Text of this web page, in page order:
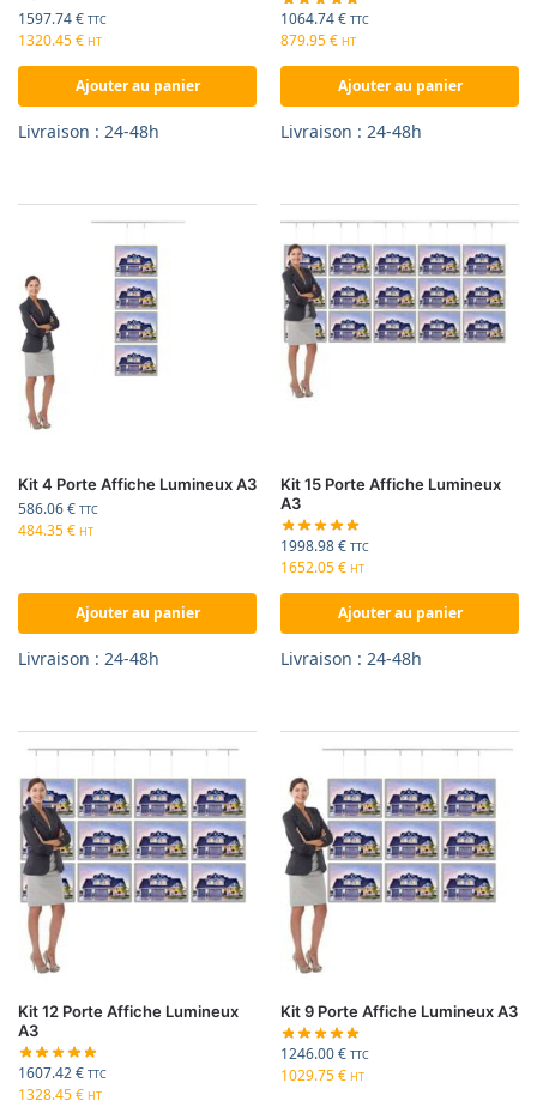
1597.74€ TTC
1320.45€ HT
Ajouter au panier
Livraison : 24-48h
1064.74€ TTC
879.95€ HT
Ajouter au panier
Livraison : 24-48h
Kit 4 Porte Affiche Lumineux A3
586.06€ TTC
484.35€ HT
Ajouter au panier
Livraison : 24-48h
Kit 15 Porte Affiche Lumineux
A3
1998.98€ TTC
1652.05€ HT
Ajouter au panier
Livraison : 24-48h
Kit 12 Porte Affiche Lumineux
A3
1607.42€ TTC
1328.45€ HT
Kit 9 Porte Affiche Lumineux A3
1246.00€ TTC
1029.75€ HT